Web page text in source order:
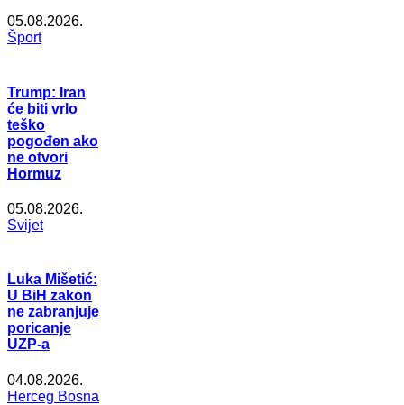
05.08.2026.
Šport
Trump: Iran
će biti vrlo
teško
pogođen ako
ne otvori
Hormuz
05.08.2026.
Svijet
Luka Mišetić:
U BiH zakon
ne zabranjuje
poricanje
UZP-a
04.08.2026.
Herceg Bosna